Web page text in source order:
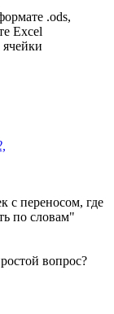
.ods,
Excel
с переносом, где
по словам"
вопрос?